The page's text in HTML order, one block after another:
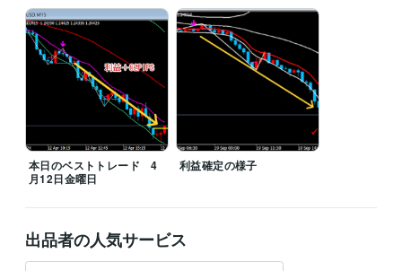
本日のベストトレード 4
月12日金曜日
利益確定の様子
出品者の人気サービス